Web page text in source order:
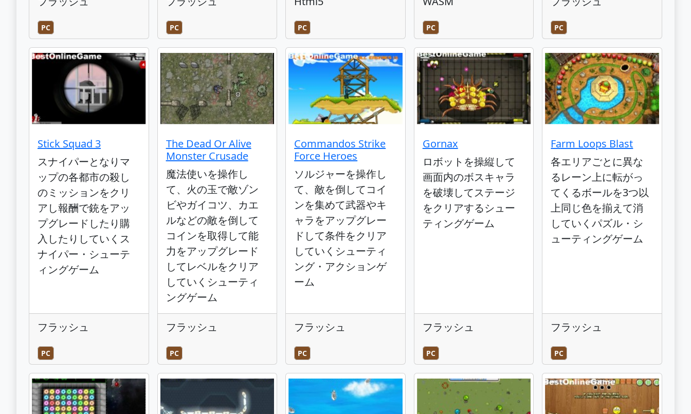
PC PC PC PC PC
Stick Squad 3
スナイパーとなりマ
ップの各都市の殺し
のミッションをクリ
アし報酬で銃をアッ
プグレードしたり購
入したりしていくス
ナイパー・シューテ
ィングゲーム
フラッシュ
PC
The Dead Or Alive
Monster Crusade
魔法使いを操作し
て、火の玉で敵ゾン
ビやガイコツ、カエ
ルなどの敵を倒して
コインを取得して能
力をアップグレード
してレベルをクリア
していくシューティ
ングゲーム
フラッシュ
PC
Commandos Strike
Force Heroes
ソルジャーを操作し
て、敵を倒してコイ
ンを集めて武器やキ
ャラをアップグレー
ドして条件をクリア
していくシューティ
ング・アクションゲ
ーム
フラッシュ
PC
Gornax
ロボットを操縦して
画面内のボスキャラ
を破壊してステージ
をクリアするシュー
ティングゲーム
フラッシュ
PC
Farm Loops Blast
各エリアごとに異な
るレーン上に転がっ
てくるボールを3つ以
上同じ色を揃えて消
していくパズル・シ
ューティングゲーム
フラッシュ
PC